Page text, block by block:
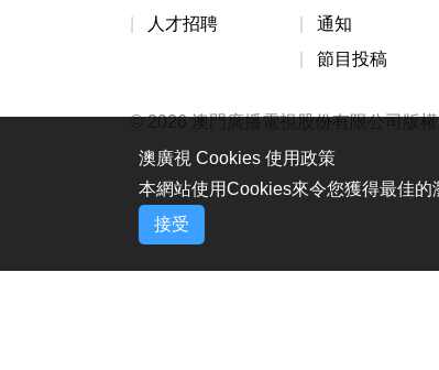
人才招聘
通知
節目投稿
© 2026 澳門廣播電視股份有限公司版
澳廣視 Cookies 使用政策
本網站使用Cookies來令您獲得最佳
接受